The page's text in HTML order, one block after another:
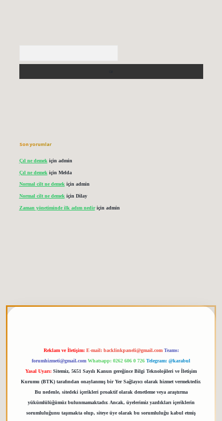
Son yorumlar
Çıl ne demek için admin
Çıl ne demek için Melda
Normal cilt ne demekiçin admin
Normal cilt ne demek için Dilay
Zaman yönetiminde ilk adım nediriçin admin
Reklam ve İletişim: E-mail: backlinkpaneli@gmail.com Teams:
forumhizmeti@gmail.com Whatsapp: 0262 606 0 726 Telegram: @karabul
Yasal Uyarı: Sitemiz, 5651 Sayılı Kanun gereğince Bilgi Teknolojileri ve İletişim
Kurumu (BTK) tarafından onaylanmış bir Yer Sağlayıcı olarak hizmet vermektedir.
Bu nedenle, sitedeki içerikleri proaktif olarak denetleme veya araştırma
yükümlülüğümüz bulunmamaktadır. Ancak, üyelerimiz yazdıkları içeriklerin
sorumluluğunu taşımakta olup, siteye üye olarak bu sorumluluğu kabul etmiş